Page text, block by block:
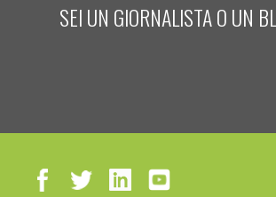
SEI UN GIORNALISTA O UN